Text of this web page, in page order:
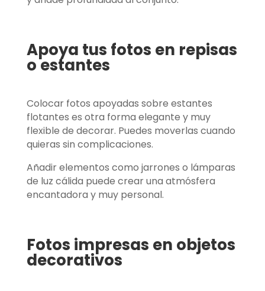
Apoya tus fotos en repisas
o estantes
Colocar fotos apoyadas sobre estantes
flotantes es otra forma elegante y muy
flexible de decorar. Puedes moverlas cuando
quieras sin complicaciones.
Añadir elementos como jarrones o lámparas
de luz cálida puede crear una atmósfera
encantadora y muy personal.
Fotos impresas en objetos
decorativos